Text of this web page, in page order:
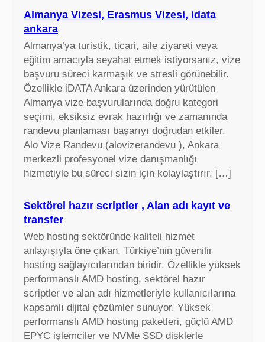
Almanya Vizesi, Erasmus Vizesi, idata
ankara
Almanya’ya turistik, ticari, aile ziyareti veya
eğitim amacıyla seyahat etmek istiyorsanız, vize
başvuru süreci karmaşık ve stresli görünebilir.
Özellikle iDATA Ankara üzerinden yürütülen
Almanya vize başvurularında doğru kategori
seçimi, eksiksiz evrak hazırlığı ve zamanında
randevu planlaması başarıyı doğrudan etkiler.
Alo Vize Randevu (alovizerandevu ), Ankara
merkezli profesyonel vize danışmanlığı
hizmetiyle bu süreci sizin için kolaylaştırır. […]
Sektörel hazır scriptler , Alan adı kayıt ve
transfer
Web hosting sektöründe kaliteli hizmet
anlayışıyla öne çıkan, Türkiye’nin güvenilir
hosting sağlayıcılarından biridir. Özellikle yüksek
performanslı AMD hosting, sektörel hazır
scriptler ve alan adı hizmetleriyle kullanıcılarına
kapsamlı dijital çözümler sunuyor. Yüksek
performanslı AMD hosting paketleri, güçlü AMD
EPYC işlemciler ve NVMe SSD disklerle